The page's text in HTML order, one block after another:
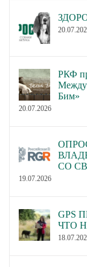
РКФ
Бим»
20.07.2026
СО
19.07.2026
GPS
ЧТО